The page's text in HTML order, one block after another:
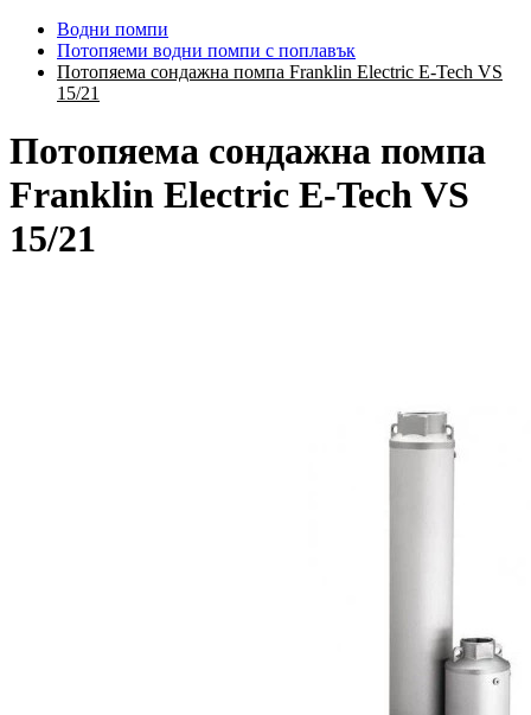
Водни помпи
Потопяеми водни помпи с поплавък
Потопяема сондажна помпа Franklin Electric E-Tech VS
15/21
Потопяема сондажна помпа
Franklin Electric E-Tech VS
15/21